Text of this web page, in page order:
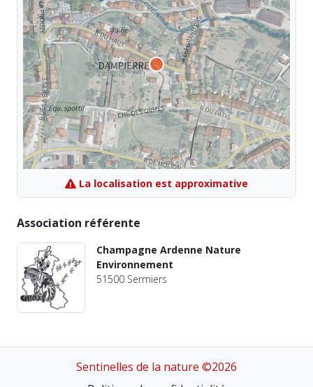
La localisation est approximative
Association référente
Champagne Ardenne Nature
Environnement
51500 Sermiers
Sentinelles de la nature ©2026